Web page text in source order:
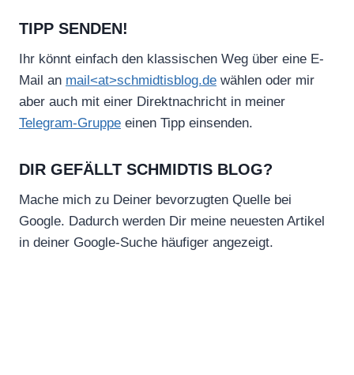
TIPP SENDEN!
Ihr könnt einfach den klassischen Weg über eine E-
Mail an mail<at>schmidtisblog.de wählen oder mir
aber auch mit einer Direktnachricht in meiner
Telegram-Gruppe einen Tipp einsenden.
DIR GEFÄLLT SCHMIDTIS BLOG?
Mache mich zu Deiner bevorzugten Quelle bei
Google. Dadurch werden Dir meine neuesten Artikel
in deiner Google-Suche häufiger angezeigt.